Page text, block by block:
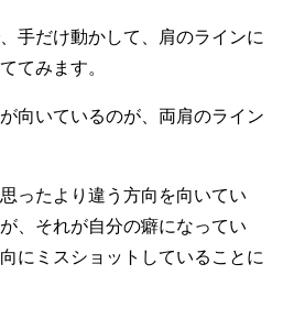
手だけ動かして、肩のラインに
てみます。
向いているのが、両肩のライン
ったより違う方向を向いてい
、それが自分の癖になってい
にミスショットしていることに